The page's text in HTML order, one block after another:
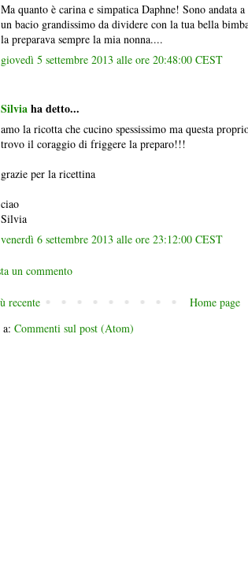
Ma quanto è carina e simpatica Daphne! Sono
un bacio grandissimo da dividere con la tua bella
la preparava sempre la mia nonna....
giovedì 5 settembre 2013 alle ore 20:48:00 CEST
Silviaha detto...
amo la ricotta che cucino spessissimo ma questa
trovo il coraggio di friggere la preparo!!!
grazie per la ricettina
ciao
Silvia
venerdì 6 settembre 2013 alle ore 23:12:00 CEST
un commento
recente
Home page
Commenti sul post (Atom)